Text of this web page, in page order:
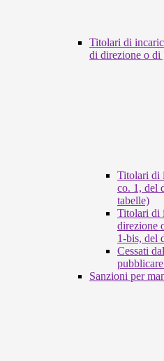
Titolari di
di direzione o di
Titolari di
co. 1, del
tabelle)
Titolari di
direzione
1-bis, del
Cessati
Sanzioni per